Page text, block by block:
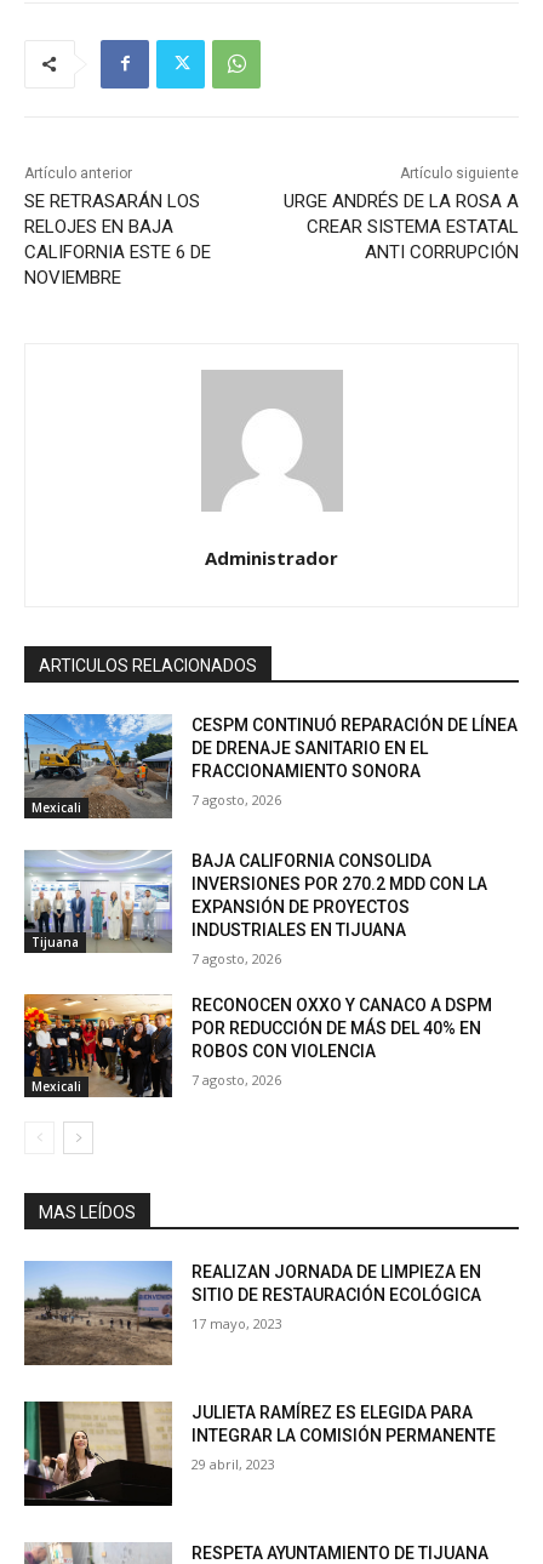
Artículo anterior
SE RETRASARÁN LOS
RELOJES EN BAJA
CALIFORNIA ESTE 6 DE
NOVIEMBRE
Artículo siguiente
URGE ANDRÉS DE LA ROSA A
CREAR SISTEMA ESTATAL
ANTI CORRUPCIÓN
Administrador
ARTICULOS RELACIONADOS
Mexicali
CESPM CONTINUÓ REPARACIÓN DE LÍNEA
DE DRENAJE SANITARIO EN EL
FRACCIONAMIENTO SONORA
7 agosto, 2026
Tijuana
BAJA CALIFORNIA CONSOLIDA
INVERSIONES POR 270.2 MDD CON LA
EXPANSIÓN DE PROYECTOS
INDUSTRIALES EN TIJUANA
7 agosto, 2026
Mexicali
RECONOCEN OXXO Y CANACO A DSPM
POR REDUCCIÓN DE MÁS DEL 40% EN
ROBOS CON VIOLENCIA
7 agosto, 2026
MAS LEÍDOS
REALIZAN JORNADA DE LIMPIEZA EN
SITIO DE RESTAURACIÓN ECOLÓGICA
17 mayo, 2023
JULIETA RAMÍREZ ES ELEGIDA PARA
INTEGRAR LA COMISIÓN PERMANENTE
29 abril, 2023
RESPETA AYUNTAMIENTO DE TIJUANA